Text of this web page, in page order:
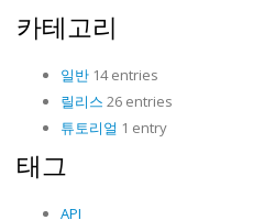
카테고리
일반 14 entries
릴리스 26 entries
튜토리얼 1 entry
태그
API